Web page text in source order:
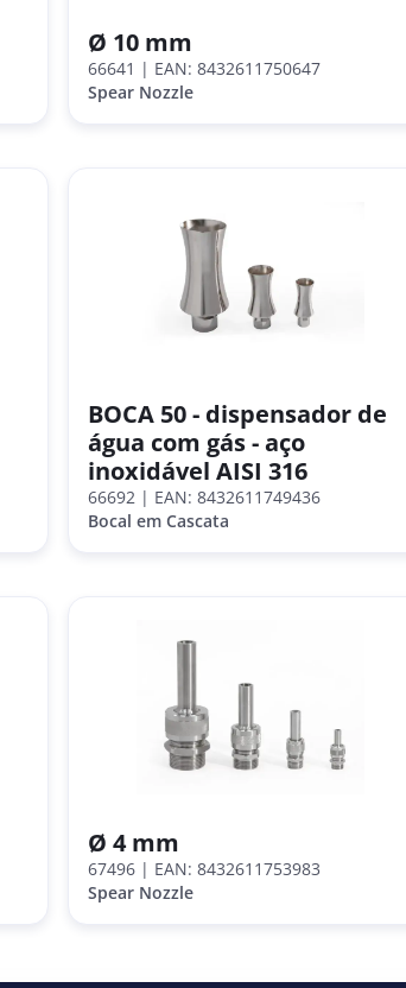
Ø 10 mm
66641 | EAN: 8432611750647
Spear Nozzle
BOCA 50 - dispensador de
água com gás - aço
inoxidável AISI 316
66692 | EAN: 8432611749436
Bocal em Cascata
Ø 4 mm
67496 | EAN: 8432611753983
Spear Nozzle